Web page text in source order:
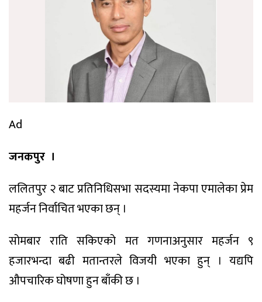
Ad
जनकपुर ।
ललितपुर २ बाट प्रतिनिधिसभा सदस्यमा नेकपा एमालेका प्रेम
महर्जन निर्वाचित भएका छन् ।
सोमबार राति सकिएको मत गणनाअनुसार महर्जन ९
हजारभन्दा बढी मतान्तरले विजयी भएका हुन् । यद्यपि
औपचारिक घोषणा हुन बाँकी छ ।